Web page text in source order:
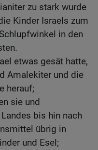
zu stark wurde
Kinder Israels zum
in den
etwas gesät hatte,
Amalekiter und die
herauf;
sie und
bis hin nach
übrig in
und Esel;